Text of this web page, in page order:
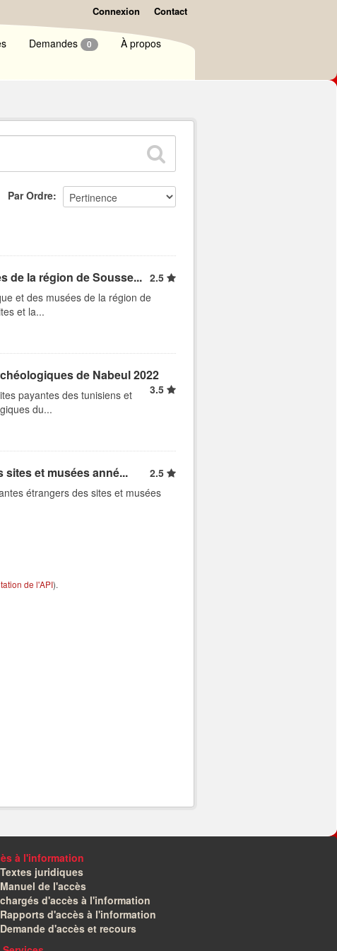
Connexion Contact
Demandes 0 À propos
Par Ordre
de la région de Sousse... 2.5
et des musées de la région de
et la...
de Nabeul 2022
3.5
payantes des tunisiens et
du...
et musées anné...
2.5
étrangers des sites et musées
de l'API).
à l'information
Textes juridiques
Manuel de l'accès
chargés d'accès à l'information
Rapports d'accès à l'information
Demande d'accès et recours